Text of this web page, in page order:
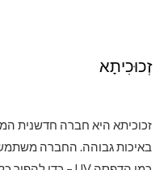
זְכוּכִיתָא
זכוכיתא היא חברה חדשנית
באיכות גבוהה. החברה